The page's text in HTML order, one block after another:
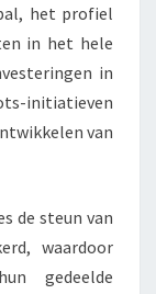
het profiel
in het hele
in
initiatieven
van
de steun van
waardoor
gedeelde